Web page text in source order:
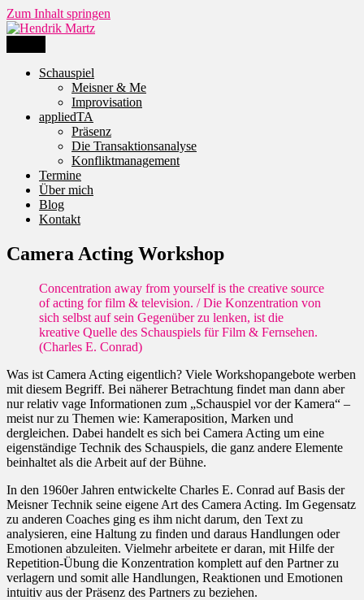
Zum Inhalt springen
Hendrik Martz
Schauspiel- und Firmentrainings
Schauspiel
Meisner & Me
Improvisation
appliedTA
Präsenz
Die Transaktionsanalyse
Konfliktmanagement
Termine
Über mich
Blog
Kontakt
Camera Acting Workshop
Concentration away from yourself is the creative source
of acting for film & television. / Die Konzentration von
sich selbst auf sein Gegenüber zu lenken, ist die
kreative Quelle des Schauspiels für Film & Fernsehen.
(Charles E. Conrad)
Was ist Camera Acting eigentlich? Viele Workshopangebote werben
mit diesem Begriff. Bei näherer Betrachtung findet man dann aber
nur relativ vage Informationen zum „Schauspiel vor der Kamera“ –
meist nur zu Themen wie: Kameraposition, Marken und
dergleichen. Dabei handelt es sich bei Camera Acting um eine
eigenständige Technik des Schauspiels, die ganz andere Elemente
beinhaltet als die Arbeit auf der Bühne.
In den 1960er Jahren entwickelte Charles E. Conrad auf Basis der
Meisner Technik seine eigene Art des Camera Acting. Im Gegensatz
zu anderen Coaches ging es ihm nicht darum, den Text zu
analysieren, eine Haltung zu finden und daraus Handlungen oder
Emotionen abzuleiten. Vielmehr arbeitete er daran, mit Hilfe der
Repetition-Übung die Konzentration komplett auf den Partner zu
verlagern und somit alle Handlungen, Reaktionen und Emotionen
intuitiv aus der Präsenz des Partners zu beziehen.